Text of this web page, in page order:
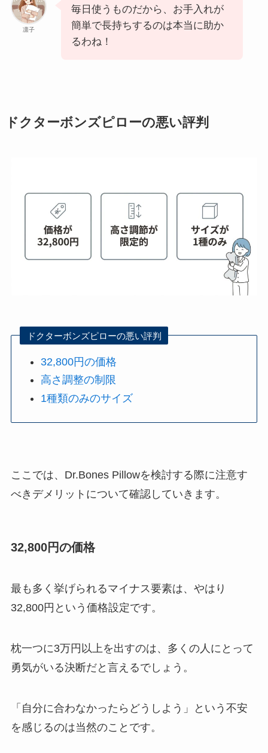
凛子
毎日使うものだから、お手入れが
簡単で長持ちするのは本当に助か
るわね！
ドクターボンズピローの悪い評判
ドクターボンズピローの悪い評判
32,800円の価格
高さ調整の制限
1種類のみのサイズ
ここでは、Dr.Bones Pillowを検討する際に注意す
べきデメリットについて確認していきます。
32,800円の価格
最も多く挙げられるマイナス要素は、やはり
32,800円という価格設定です。
枕一つに3万円以上を出すのは、多くの人にとって
勇気がいる決断だと言えるでしょう。
「自分に合わなかったらどうしよう」という不安
を感じるのは当然のことです。